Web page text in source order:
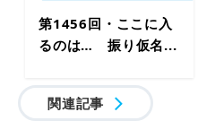
第1456回・ここに入
るのは… 振り仮名...
関連記事